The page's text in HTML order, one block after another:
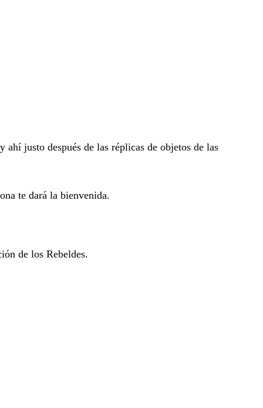
justo después de las réplicas de objetos de las
te dará la bienvenida.
de los Rebeldes.